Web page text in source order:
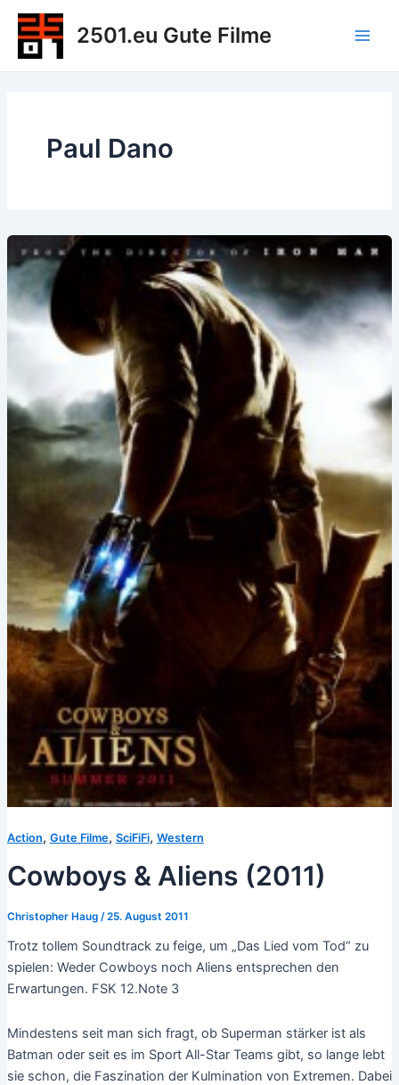
Zum
Inhalt
springen
2501.eu Gute Filme
Paul Dano
Action, Gute Filme, SciFiFi, Western
Cowboys & Aliens (2011)
Christopher Haug /25. August 2011
Trotz tollem Soundtrack zu feige, um „Das Lied vom Tod“ zu
spielen: Weder Cowboys noch Aliens entsprechen den
Erwartungen. FSK 12.Note 3
Mindestens seit man sich fragt, ob Superman stärker ist als
Batman oder seit es im Sport All-Star Teams gibt, so lange lebt
sie schon, die Faszination der Kulmination von Extremen. Dabei